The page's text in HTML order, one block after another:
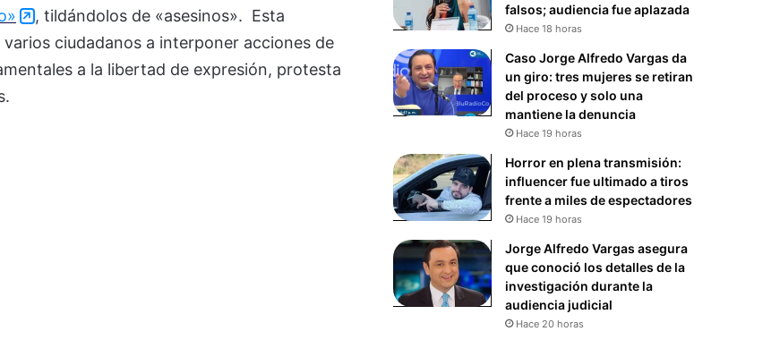
, tildándolos de «asesinos». Esta
ciudadanos a interponer acciones de
a la libertad de expresión, protesta
falsos; audiencia fue aplazada
Hace 18 horas
Caso Jorge Alfredo Vargas da
un giro: tres mujeres se retiran
del proceso y solo una
mantiene la denuncia
Hace 19 horas
Horror en plena transmisión:
influencer fue ultimado a tiros
frente a miles de espectadores
Hace 19 horas
Jorge Alfredo Vargas asegura
que conoció los detalles de la
investigación durante la
audiencia judicial
Hace 20 horas